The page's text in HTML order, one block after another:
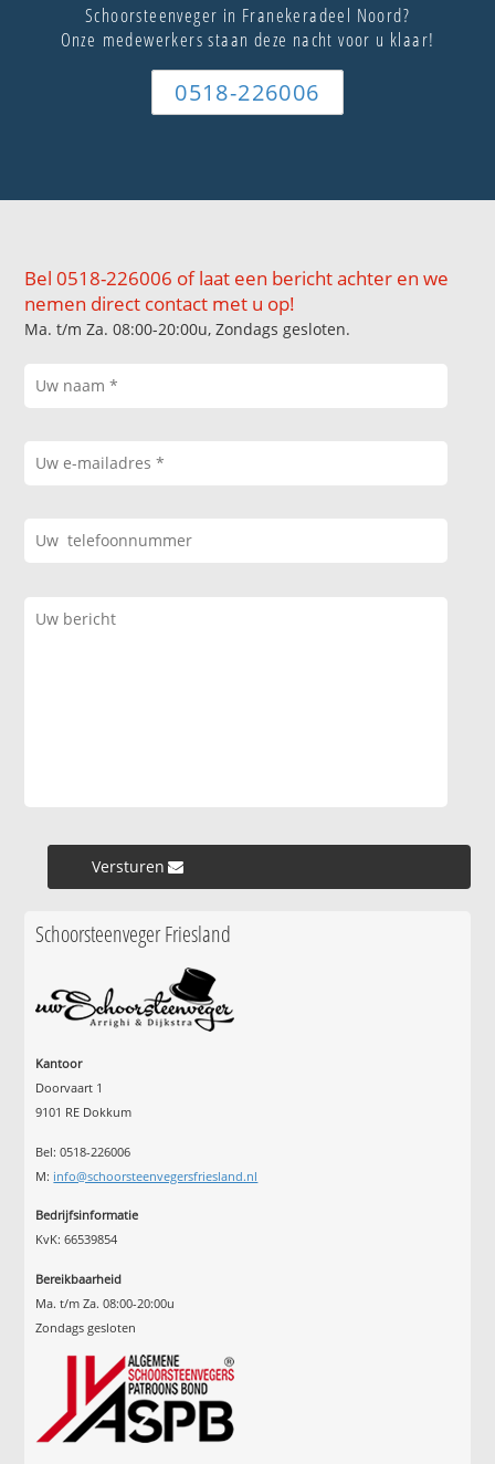
Schoorsteenveger in Franekeradeel Noord?
Onze medewerkers staan deze nacht voor u klaar!
0518-226006
Bel 0518-226006 of laat een bericht achter en we
nemen direct contact met u op!
Ma. t/m Za. 08:00-20:00u, Zondags gesloten.
Versturen »
Schoorsteenveger Friesland
Kantoor
Doorvaart 1
9101 RE Dokkum
Bel: 0518-226006
M: info@schoorsteenvegersfriesland.nl
Bedrijfsinformatie
KvK: 66539854
Bereikbaarheid
Ma. t/m Za. 08:00-20:00u
Zondags gesloten